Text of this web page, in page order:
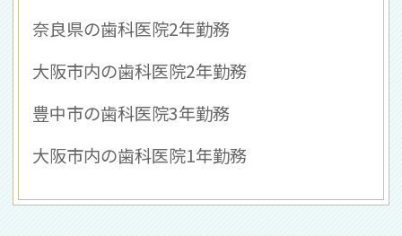
奈良県の歯科医院2年勤務
大阪市内の歯科医院2年勤務
豊中市の歯科医院3年勤務
大阪市内の歯科医院1年勤務